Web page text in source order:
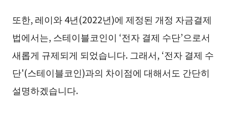
또한, 레이와 4년(2022년)에 제정된 개정 자금결제
법에서는, 스테이블코인이 ‘전자 결제 수단’으로서
새롭게 규제되게 되었습니다. 그래서, ‘전자 결제 수
단'(스테이블코인)과의 차이점에 대해서도 간단히
설명하겠습니다.